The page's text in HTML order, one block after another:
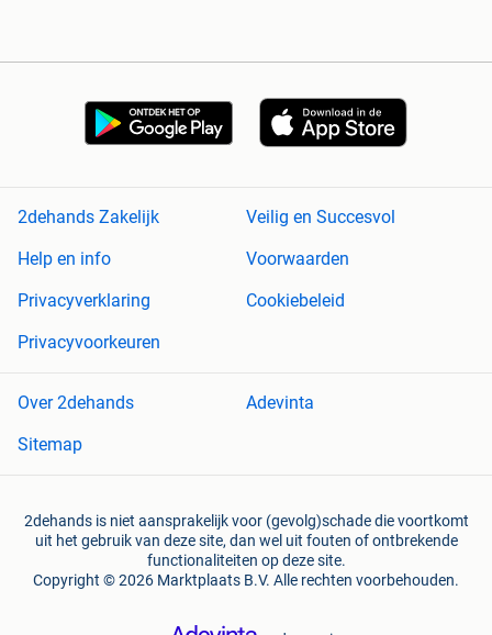
2dehands Zakelijk
Veilig en Succesvol
Help en info
Voorwaarden
Privacyverklaring
Cookiebeleid
Privacyvoorkeuren
Over 2dehands
Adevinta
Sitemap
2dehands is niet aansprakelijk voor (gevolg)schade die voortkomt
uit het gebruik van deze site, dan wel uit fouten of ontbrekende
functionaliteiten op deze site.
Copyright © 2026 Marktplaats B.V. Alle rechten voorbehouden.